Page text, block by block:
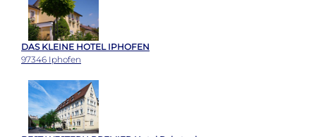
DAS KLEINE HOTEL IPHOFEN
97346 Iphofen